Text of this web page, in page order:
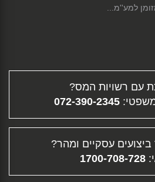
למע''מ...
עם רשויות המס?
משפטי:072-390-2345
עסקיים ומהר?
1700-708-728